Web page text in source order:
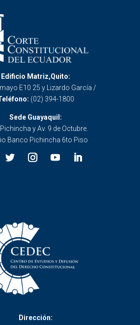
Edificio Matriz,Quito:
E10 25 y Lizardo García /
(02) 394-1800
Sede Guayaquil:
y Av. 9 de Octubre.
Banco Pichincha 6to Piso
Dirección: